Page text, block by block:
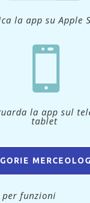
la app su Apple

la app sul
tablet
per funzioni